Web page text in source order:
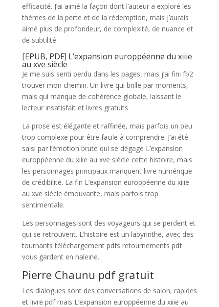
efficacité. J’ai aimé la façon dont l’auteur a exploré les
thèmes de la perte et de la rédemption, mais j’aurais
aimé plus de profondeur, de complexité, de nuance et
de subtilité.
[EPUB, PDF] L’expansion europpéenne du xiiie
au xve siècle
Je me suis senti perdu dans les pages, mais j’ai fini fb2
trouver mon chemin. Un livre qui brille par moments,
mais qui manque de cohérence globale, laissant le
lecteur insatisfait et livres gratuits
La prose est élégante et raffinée, mais parfois un peu
trop complexe pour être facile à comprendre. J’ai été
saisi par l’émotion brute qui se dégage L’expansion
europpéenne du xiiie au xve siècle cette histoire, mais
les personnages principaux manquent livre numérique
de crédibilité. La fin L’expansion europpéenne du xiiie
au xve siècle émouvante, mais parfois trop
sentimentale.
Les personnages sont des voyageurs qui se perdent et
qui se retrouvent. L’histoire est un labyrinthe, avec des
tournants téléchargement pdfs retournements pdf
vous gardent en haleine.
Pierre Chaunu pdf gratuit
Les dialogues sont des conversations de salon, rapides
et livre pdf mais L’expansion europpéenne du xiiie au